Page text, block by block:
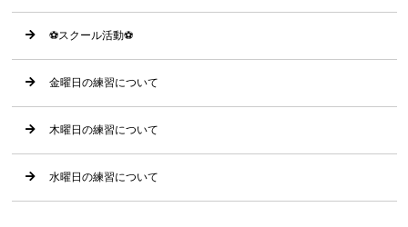
⚽️スクール活動⚽️
金曜日の練習について
木曜日の練習について
水曜日の練習について